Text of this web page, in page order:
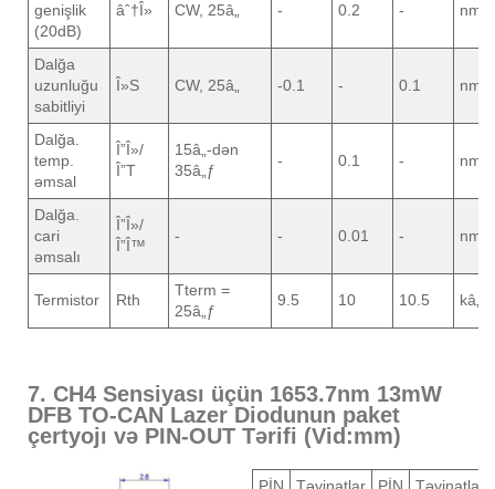
genişlik
(20dB)
âˆ†Î» CW, 25â„ - 0.2 - nm
Dalğa
uzunluğu
sabitliyi
Î»S CW, 25â„ -0.1 - 0.1 nm
Dalğa.
temp.
əmsal
Î”Î»/
Î”T
15â„-dən
35â„ƒ
- 0.1 - nm/
Dalğa.
cari
əmsalı
Î”Î»/
Î”Î™
- - 0.01 - nm/
Termistor Rth
Tterm =
25â„ƒ
9.5 10 10.5 kâ„¦
7. CH4 Sensiyası üçün 1653.7nm 13mW
DFB TO-CAN Lazer Diodunun paket
çertyojı və PIN-OUT Tərifi (Vid:mm)